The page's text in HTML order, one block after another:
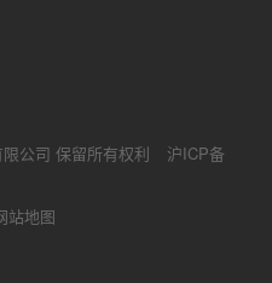
公司 保留所有权利
沪ICP备
站地图